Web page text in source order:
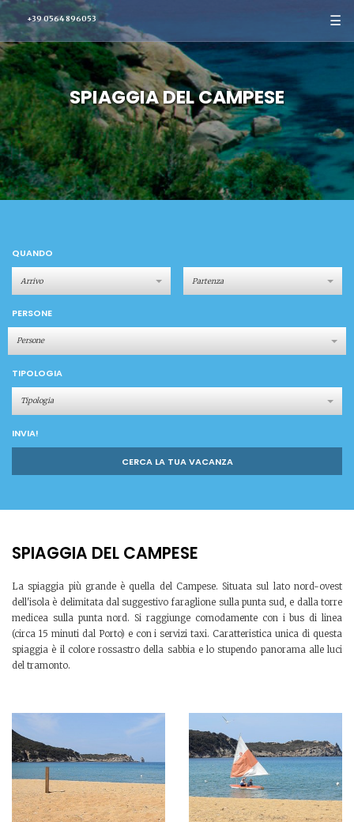
+39 0564 896053 ☰
SPIAGGIA DEL CAMPESE
QUANDO
PERSONE
Persone
TIPOLOGIA
Tipologia
INVIA!
CERCA LA TUA VACANZA
SPIAGGIA DEL CAMPESE
La spiaggia più grande è quella del Campese. Situata sul lato nord-ovest
dell'isola è delimitata dal suggestivo faraglione sulla punta sud, e dalla torre
medicea sulla punta nord. Si raggiunge comodamente con i bus di linea
(circa 15 minuti dal Porto) e con i servizi taxi. Caratteristica unica di questa
spiaggia è il colore rossastro della sabbia e lo stupendo panorama alle luci
del tramonto.